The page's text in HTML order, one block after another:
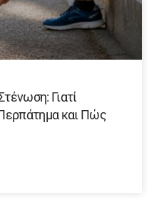
Γιατί
και Πώς